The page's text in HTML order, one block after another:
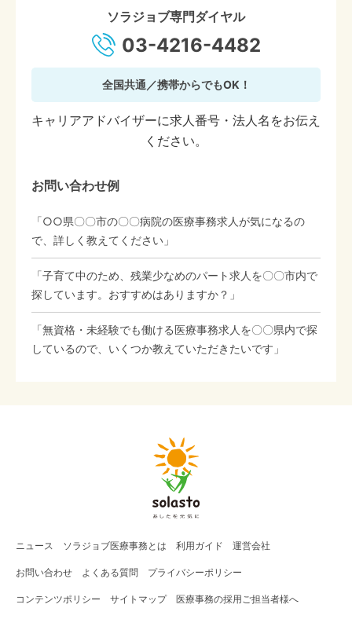
ソラジョブ専門ダイヤル
03-4216-4482
全国共通／携帯からでもOK！
キャリアアドバイザーに求人番号・法人名をお伝え
ください。
お問い合わせ例
「○○県〇〇市の〇〇病院の医療事務求人が気になるの
で、詳しく教えてください」
「子育て中のため、残業少なめのパート求人を〇〇市内で
探しています。おすすめはありますか？」
「無資格・未経験でも働ける医療事務求人を〇〇県内で探
しているので、いくつか教えていただきたいです」
ニュース ソラジョブ医療事務 とは 利用ガイド 運営会社
お問い合わせ よくある質問 プライバシーポリシー
コンテンツポリシー サイトマップ 医療事務の採用ご担当者様へ